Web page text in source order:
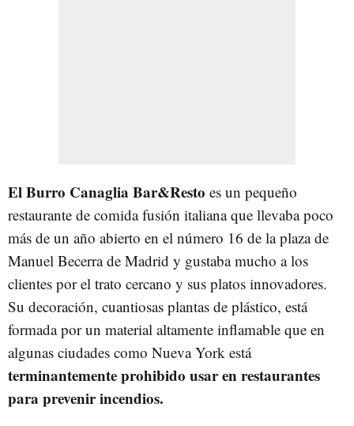
El Burro Canaglia Bar&Resto es un pequeño
restaurante de comida fusión italiana que llevaba poco
más de un año abierto en el número 16 de la plaza de
Manuel Becerra de Madrid y gustaba mucho a los
clientes por el trato cercano y sus platos innovadores.
Su decoración, cuantiosas plantas de plástico, está
formada por un material altamente inflamable que en
algunas ciudades como Nueva York está
terminantemente prohibido usar en restaurantes
para prevenir incendios.